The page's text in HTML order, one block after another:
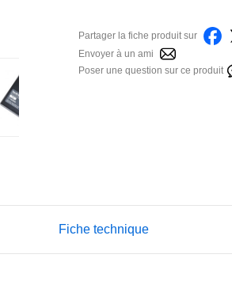
Partager la fiche produit sur
Envoyer à un ami
Poser une question sur ce produit
Fiche technique